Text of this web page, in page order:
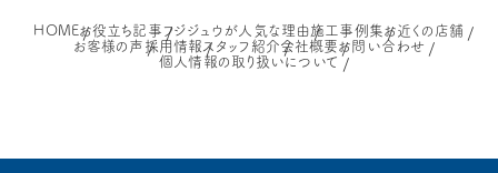
HOMEお役立ち記事 フジジュウが人気な理由施工事例集お近くの店舗
お客様の声 採用情報 スタッフ紹介会社概要お問い合わせ
個人情報の取り扱いについて